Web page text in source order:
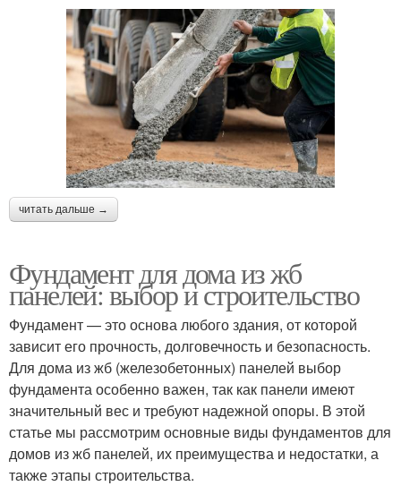
читать дальше →
Фундамент для дома из жб
панелей: выбор и строительство
Фундамент — это основа любого здания, от которой
зависит его прочность, долговечность и безопасность.
Для дома из жб (железобетонных) панелей выбор
фундамента особенно важен, так как панели имеют
значительный вес и требуют надежной опоры. В этой
статье мы рассмотрим основные виды фундаментов для
домов из жб панелей, их преимущества и недостатки, а
также этапы строительства.